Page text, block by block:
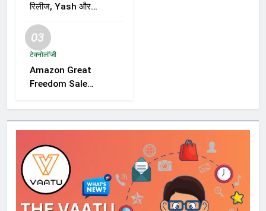
रिलीज, Yash और
जोड़ी ने मचाई हलचल,
फिल्म को लेकर बढ़ी
03
टेक्नोलॉजी
Amazon Great
Freedom Sale
OnePlus और
Xiaomi समेत कई
डिस्काउंट